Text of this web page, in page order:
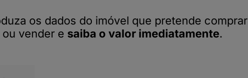
os dados do imóvel que pretende comprar
ou vender e saiba o valor imediatamente.